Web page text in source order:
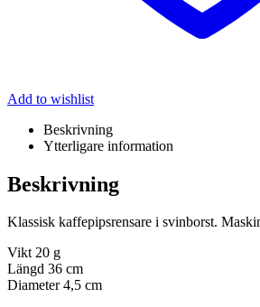
Add to wishlist
Beskrivning
Ytterligare information
Beskrivning
Klassisk kaffepipsrensare i svinborst.
Vikt 20 g
Längd 36 cm
Diameter 4,5 cm